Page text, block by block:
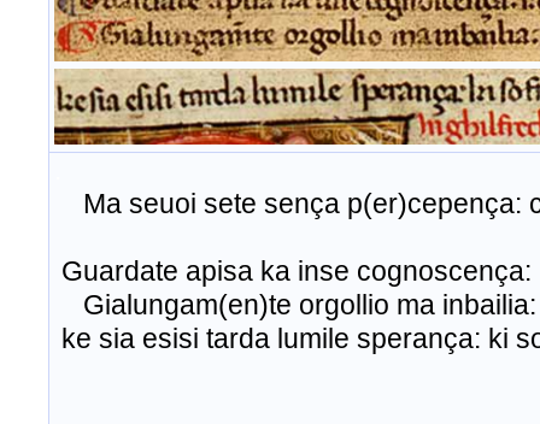
Ma seuoi sete sença p(er)cepença:
Guardate apisa ka inse
Gialungam(en)te orgollio ma
ke sia esisi tarda lumile sperança: ki